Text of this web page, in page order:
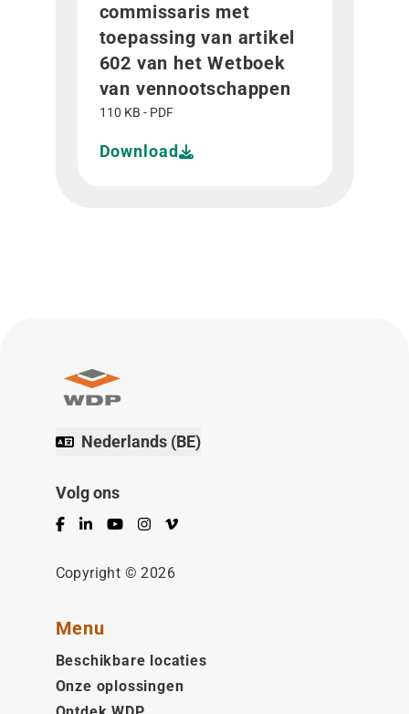
commissaris met
toepassing van artikel
602 van het Wetboek
van vennootschappen
110 KB - PDF
Download
Nederlands (BE)
Volg ons
Facebook
LinkedInYouTubeInstagram
Vimeo
Copyright © 2026
Menu
Beschikbare locaties
Onze oplossingen